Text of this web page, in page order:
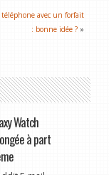
téléphone avec un forfait
: bonne idée ? »
Watch
à part